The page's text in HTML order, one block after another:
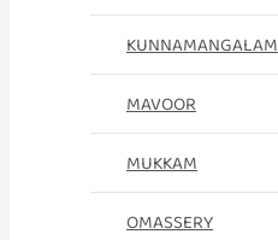
KUNNAMANGALAM
MAVOOR
MUKKAM
OMASSERY